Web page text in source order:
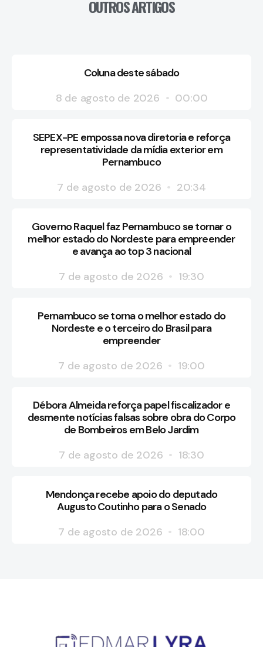
OUTROS ARTIGOS
Coluna deste sábado
8 de agosto de 2026
00:00
SEPEX-PE empossa nova diretoria e reforça
representatividade da mídia exterior em
Pernambuco
7 de agosto de 2026
20:34
Governo Raquel faz Pernambuco se tornar o
melhor estado do Nordeste para empreender
e avança ao top 3 nacional
7 de agosto de 2026
19:30
Pernambuco se torna o melhor estado do
Nordeste e o terceiro do Brasil para
empreender
7 de agosto de 2026
19:00
Débora Almeida reforça papel fiscalizador e
desmente notícias falsas sobre obra do Corpo
de Bombeiros em Belo Jardim
7 de agosto de 2026
18:30
Mendonça recebe apoio do deputado
Augusto Coutinho para o Senado
7 de agosto de 2026
18:00